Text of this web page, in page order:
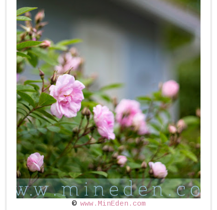
© www.MinEden.com